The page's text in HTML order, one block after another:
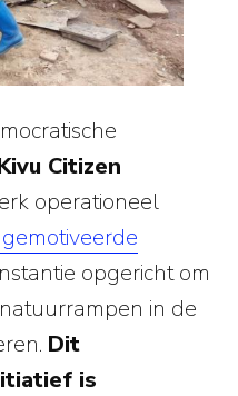
Citizen
operationeel
opgericht om
in de
Dit
is